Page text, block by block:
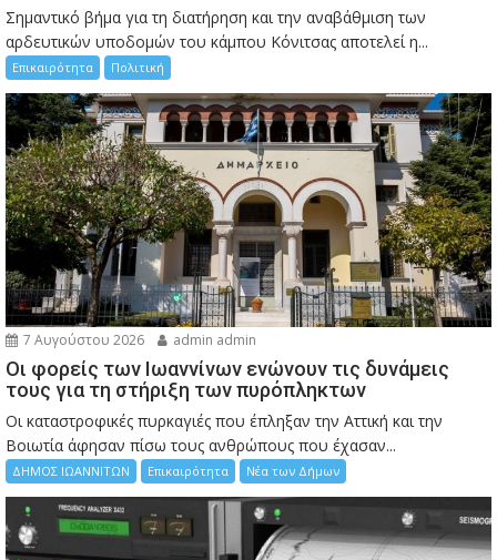
Σημαντικό βήμα για τη διατήρηση και την αναβάθμιση των
αρδευτικών υποδομών του κάμπου Κόνιτσας αποτελεί η...
Επικαιρότητα Πολιτική
7 Αυγούστου 2026 admin admin
Οι φορείς των Ιωαννίνων ενώνουν τις δυνάμεις
τους για τη στήριξη των πυρόπληκτων
Οι καταστροφικές πυρκαγιές που έπληξαν την Αττική και την
Bοιωτία άφησαν πίσω τους ανθρώπους που έχασαν...
ΔΗΜΟΣ ΙΩΑΝΝΙΤΩΝ Επικαιρότητα Νέα των Δήμων